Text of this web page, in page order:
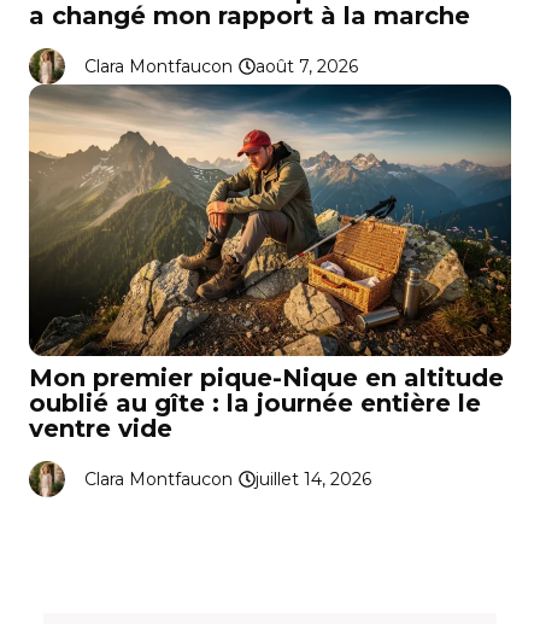
a changé mon rapport à la marche
Clara Montfaucon août 7, 2026
Mon premier pique-Nique en altitude
oublié au gîte : la journée entière le
ventre vide
Clara Montfaucon juillet 14, 2026